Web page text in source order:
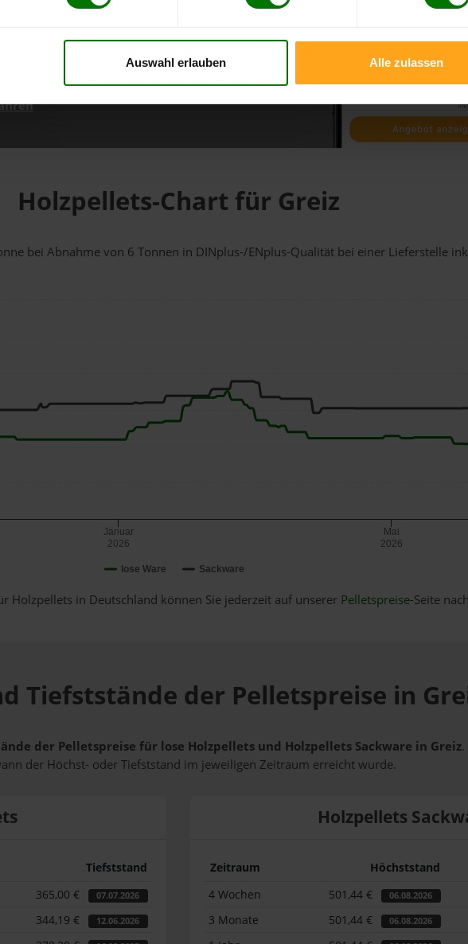
Auswahl erlauben Alle zulassen
Holzpellets-Chart für Greiz
bei Abnahmevon 6 Tonnen in DINplus-/ENplus-Qualität bei einer Lieferstelle
lose Ware Sackware
Januar
2026
Mai
2026
Holzpellets in Deutschland können Sie jederzeit auf unserer Pelletspreise-Seite
Tiefststände der Pelletspreise in
der Pelletspreise für lose Holzpellets und Holzpellets Sackware in Greiz.
der Höchst- oder Tiefststand im jeweiligen Zeitraum erreicht wurde.
Tiefststand
365,00 € 07.07.2026
344,19 € 12.06.2026
Holzpellets
Zeitraum Höchststand
4 Wochen
501,44 € 06.08.2026
3 Monate 501,44 € 06.08.2026